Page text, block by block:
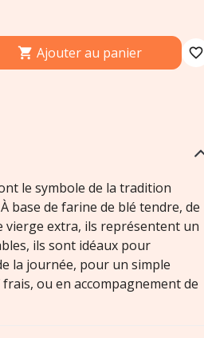
 Ajouter au panier favorite_border
le symbole de la tradition
base de farine de blé tendre, de
vierge extra, ils représentent un
ils sont idéaux pour
la journée, pour un simple
ou en accompagnement de